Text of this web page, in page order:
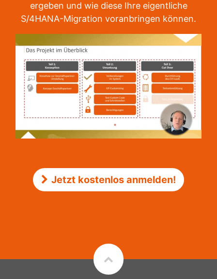
ergeben und wie diese Ihre eigentliche
S/4HANA-Migration voranbringen können.
Jetzt kostenlos anmelden!